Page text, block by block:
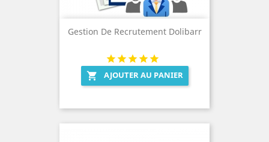
Gestion De Recrutement Dolibarr
 AJOUTER AU PANIER